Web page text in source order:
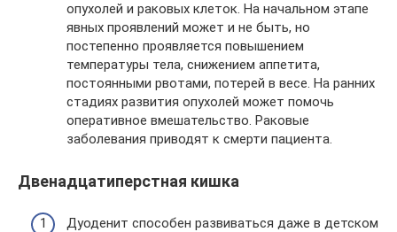
опухолей и раковых клеток. На начальном этапе
явных проявлений может и не быть, но
постепенно проявляется повышением
температуры тела, снижением аппетита,
постоянными рвотами, потерей в весе. На ранних
стадиях развития опухолей может помочь
оперативное вмешательство. Раковые
заболевания приводят к смерти пациента.
Двенадцатиперстная кишка
Дуоденит способен развиваться даже в детском